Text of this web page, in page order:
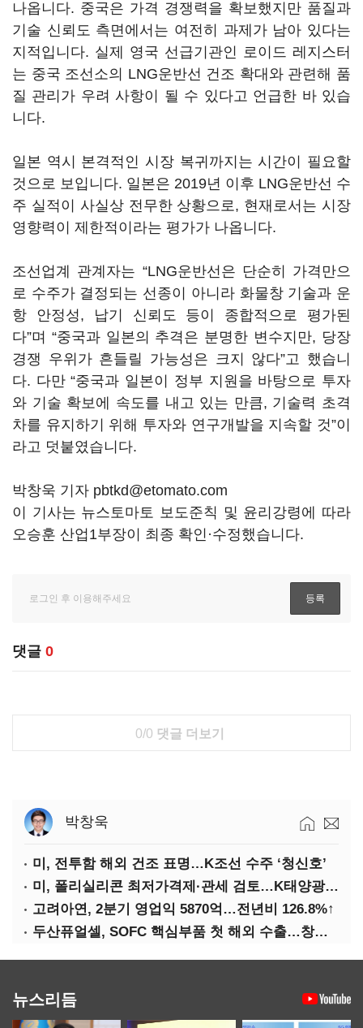
나옵니다. 중국은 가격 경쟁력을 확보했지만 품질과
기술 신뢰도 측면에서는 여전히 과제가 남아 있다는
지적입니다. 실제 영국 선급기관인 로이드 레지스터
는 중국 조선소의 LNG운반선 건조 확대와 관련해 품
질 관리가 우려 사항이 될 수 있다고 언급한 바 있습
니다.
일본 역시 본격적인 시장 복귀까지는 시간이 필요할
것으로 보입니다. 일본은 2019년 이후 LNG운반선 수
주 실적이 사실상 전무한 상황으로, 현재로서는 시장
영향력이 제한적이라는 평가가 나옵니다.
조선업계 관계자는 “LNG운반선은 단순히 가격만으
로 수주가 결정되는 선종이 아니라 화물창 기술과 운
항 안정성, 납기 신뢰도 등이 종합적으로 평가된
다”며 “중국과 일본의 추격은 분명한 변수지만, 당장
경쟁 우위가 흔들릴 가능성은 크지 않다”고 했습니
다. 다만 “중국과 일본이 정부 지원을 바탕으로 투자
와 기술 확보에 속도를 내고 있는 만큼, 기술력 초격
차를 유지하기 위해 투자와 연구개발을 지속할 것”이
라고 덧붙였습니다.
박창욱 기자 pbtkd@etomato.com
이 기사는 뉴스토마토 보도준칙 및 윤리강령에 따라
오승훈 산업1부장이 최종 확인·수정했습니다.
댓글 0
0/0 댓글 더보기
박창욱
미, 전투함 해외 건조 표명…K조선 수주 ‘청신호’
미, 폴리실리콘 최저가격제·관세 검토…K태양광 입지 확대 기대
고려아연, 2분기 영업익 5870억…전년비 126.8%↑
두산퓨얼셀, SOFC 핵심부품 첫 해외 수출…창사 이래 최대 규모
뉴스리듬